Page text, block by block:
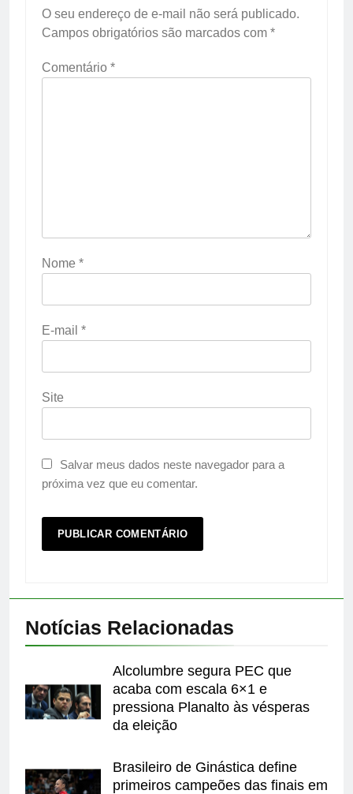
O seu endereço de e-mail não será publicado.
Campos obrigatórios são marcados com *
Comentário *
Nome *
E-mail *
Site
Salvar meus dados neste navegador para a
próxima vez que eu comentar.
Notícias Relacionadas
Alcolumbre segura PEC que
acaba com escala 6×1 e
pressiona Planalto às vésperas
da eleição
Brasileiro de Ginástica define
primeiros campeões das finais em